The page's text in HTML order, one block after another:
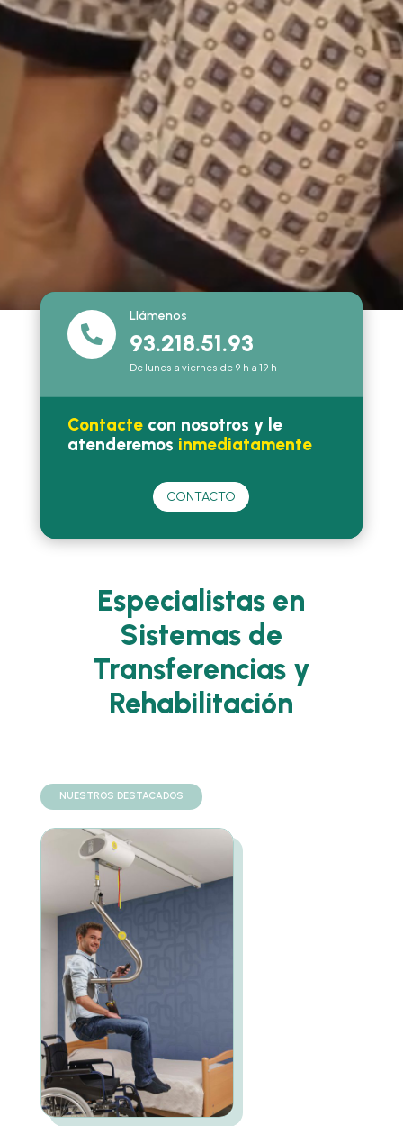

Llámenos
93.218.51.93
De lunes a viernes de 9 h a 19 h
Contactecon nosotros y le
atenderemos inmediatamente
CONTACTO
Especialistas en
Sistemas de
Transferencias y
Rehabilitación
NUESTROS DESTACADOS